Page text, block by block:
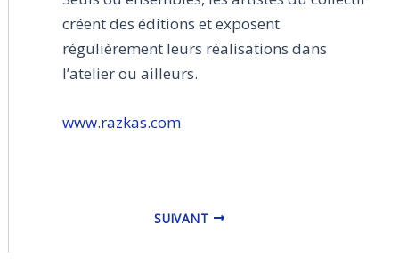
créent des éditions et exposent
régulièrement leurs réalisations dans
l’atelier ou ailleurs.
www.razkas.com
SUIVANT